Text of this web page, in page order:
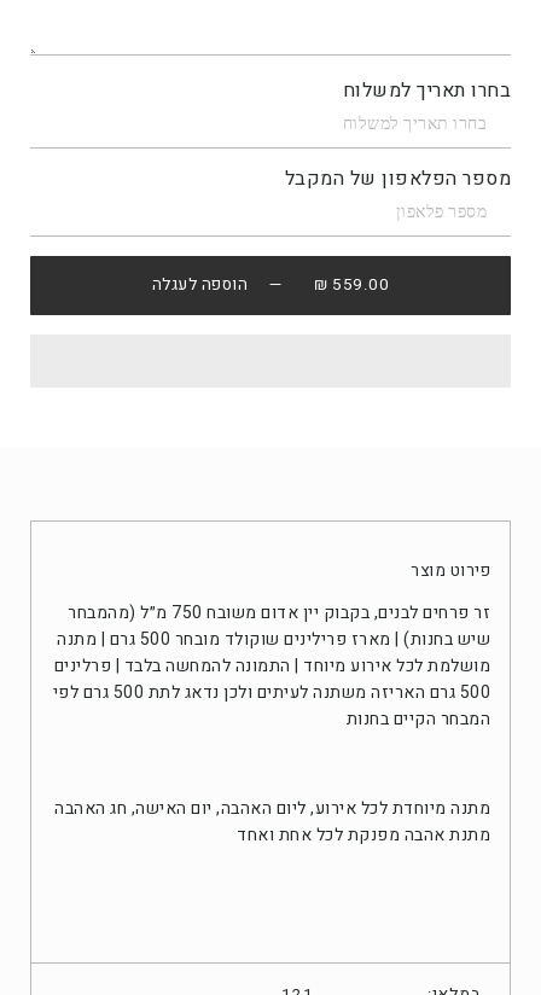
בחרו תאריך למשלוח
מספר הפלאפון של המקבל
559.00 ₪ — הוספה לעגלה
פירוט מוצר
זר פרחים לבנים, בקבוק יין אדום משובח 750 מ״ל (מהמבחר
שיש בחנות) | מארז פרילינים שוקולד מובחר 500 גרם | מתנה
מושלמת לכל אירוע מיוחד | התמונה להמחשה בלבד | פרלינים
500 גרם האריזה משתנה לעיתים ולכן נדאג לתת 500 גרם לפי
המבחר הקיים בחנות
מתנה מיוחדת לכל אירוע, ליום האהבה, יום האישה, חג האהבה
מתנת אהבה מפנקת לכל אחת ואחד